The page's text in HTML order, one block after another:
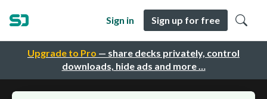
Upgrade to Pro — share decks privately, control
downloads, hide ads and more …
Sign in Sign up for free